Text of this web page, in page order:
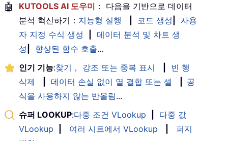
🤖 KUTOOLS AI 도우미 ： 다음을 기반으로 데이터
분석 혁신하기： 지능형 실행 코드 생성
사용
자 지정 수식 생성
데이터 분석 및 차트 생
성
향상된 함수 호출…
인기 기능:찾기， 강조 또는 중복 표시
빈 행
삭제
데이터 손실 없이 열 결합 또는 셀
공
식을 사용하지 않는 반올림...
슈퍼 LOOKUP:다중 조건 VLookup
다중 값
VLookup
여러 시트에서 VLookup
퍼지